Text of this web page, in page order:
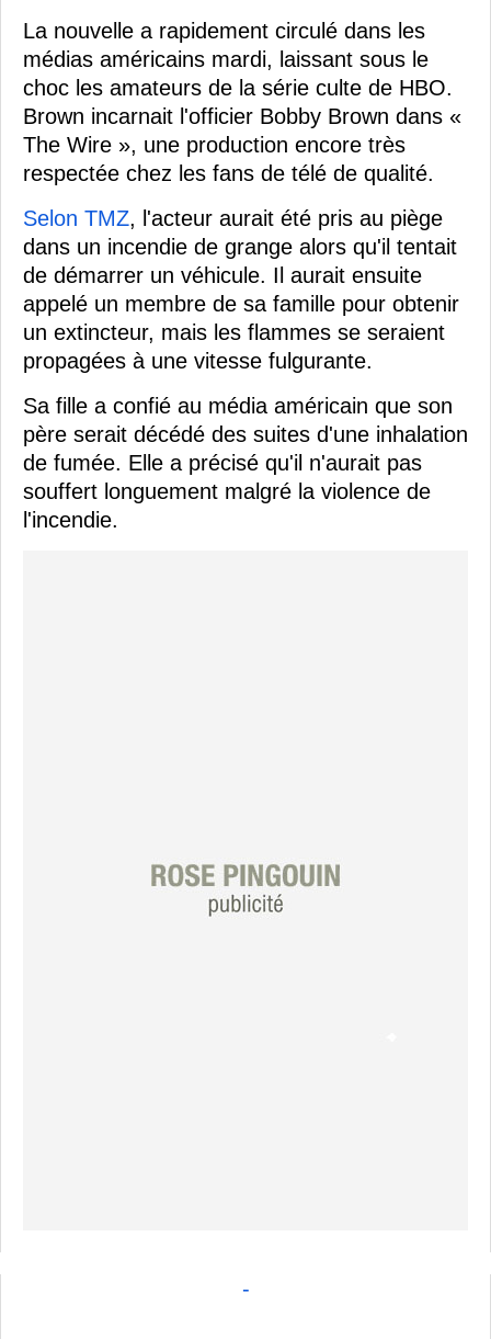
La nouvelle a rapidement circulé dans les
médias américains mardi, laissant sous le
choc les amateurs de la série culte de HBO.
Brown incarnait l'officier Bobby Brown dans «
The Wire », une production encore très
respectée chez les fans de télé de qualité.
Selon TMZ, l'acteur aurait été pris au piège
dans un incendie de grange alors qu'il tentait
de démarrer un véhicule. Il aurait ensuite
appelé un membre de sa famille pour obtenir
un extincteur, mais les flammes se seraient
propagées à une vitesse fulgurante.
Sa fille a confié au média américain que son
père serait décédé des suites d'une inhalation
de fumée. Elle a précisé qu'il n'aurait pas
souffert longuement malgré la violence de
l'incendie.
-